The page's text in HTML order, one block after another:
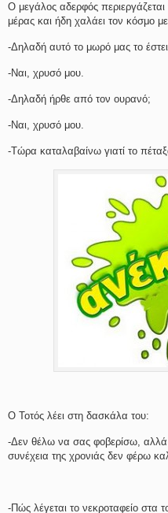
Ο μεγάλος αδερφός
μέρας και ήδη χαλάει τον κόσμο
-Δηλαδή αυτό το μωρό μας το
-Ναι, χρυσό μου.
-Δηλαδή ήρθε από τον ουρανό;
-Ναι, χρυσό μου.
-Τώρα καταλαβαίνω γιατί το
Ο Τοτός λέει στη δασκάλα του:
-Δεν θέλω να σας φοβερίσω,
συνέχεια της χρονιάς δεν φέρω
-Πώς λέγεται το νεκροταφείο στα